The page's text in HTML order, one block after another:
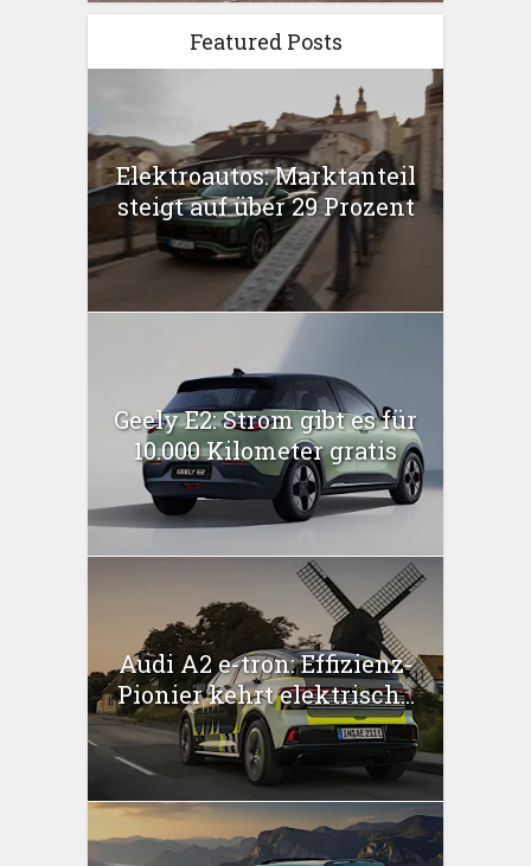
Featured Posts
Elektroautos: Marktanteil
steigt auf über 29 Prozent
Geely E2: Strom gibt es für
10.000 Kilometer gratis
Audi A2 e-tron: Effizienz-
Pionier kehrt elektrisch...